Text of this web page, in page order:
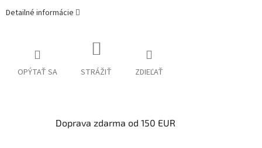
Detailné informácie
OPÝTAŤ SA STRÁŽIŤ ZDIEĽAŤ
Doprava zdarma od 150 EUR